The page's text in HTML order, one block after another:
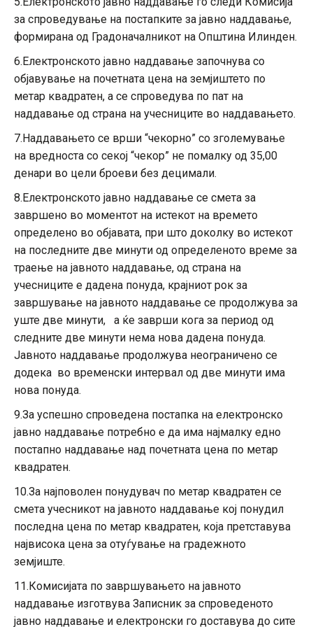
за спроведување на постапките за јавно наддавање,
формирана од Градоначалникот на Општина Илинден.
6.Електронското јавно наддавање започнува со
објавување на почетната цена на земјиштето по
метар квадратен, а се спроведува по пат на
наддавање од страна на учесниците во наддавањето.
7.Наддавањето се врши “чекорно” со зголемување
на вредноста со секој “чекор” не помалку од 35,00
денари во цели броеви без децимали.
8.Електронското јавно наддавање се смета за
завршено во моментот на истекот на времето
определено во објавата, при што доколку во истекот
на последните две минути од определеното време за
траење на јавното наддавање, од страна на
учесниците е дадена понуда, крајниот рок за
завршување на јавното наддавање се продолжува за
уште две минути, а ќе заврши кога за период од
следните две минути нема нова дадена понуда.
Јавното наддавање продолжува неограничено се
додека во временски интервал од две минути има
нова понуда.
9.За успешно спроведена постапка на електронско
јавно наддавање потребно е да има најмалку едно
постапно наддавање над почетната цена по метар
квадратен.
10.За најповолен понудувач по метар квадратен се
смета учесникот на јавното наддавање кој понудил
последна цена по метар квадратен, која претставува
највисока цена за отуѓување на градежното
земјиште.
11.Комисијата по завршувањето на јавното
наддавање изготвува Записник за спроведеното
јавно наддавање и електронски го доставува до сите